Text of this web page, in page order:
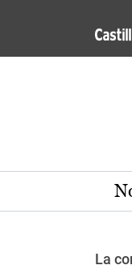
Pasar al contenido
La